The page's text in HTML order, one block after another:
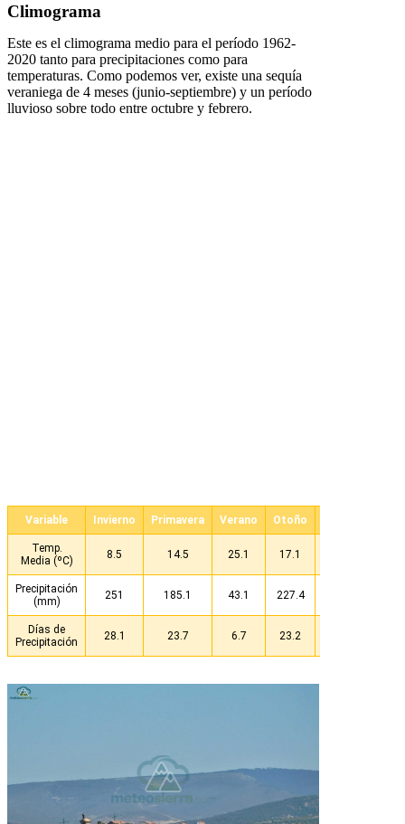
Climograma
Este es el climograma medio para el período 1962-
2020 tanto para precipitaciones como para
temperaturas. Como podemos ver, existe una sequía
veraniega de 4 meses (junio-septiembre) y un período
lluvioso sobre todo entre octubre y febrero.
Variable Invierno Primavera Verano Otoño
Temp.
Media (ºC)
8.5 14.5 25.1 17.1
Precipitación
(mm)
251 185.1 43.1 227.4
Días de
Precipitación
28.1 23.7 6.7 23.2